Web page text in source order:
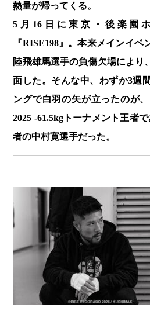
熱量が帰ってくる。
5月16日に東京・後楽園
『RISE198』。本来メインイ
陸飛雄馬選手の負傷欠場により
面した。そんな中、わずか3週
ングで白羽の矢が立ったのが
2025 -61.5kgトーナメント王者
者の中村寛選手だった。